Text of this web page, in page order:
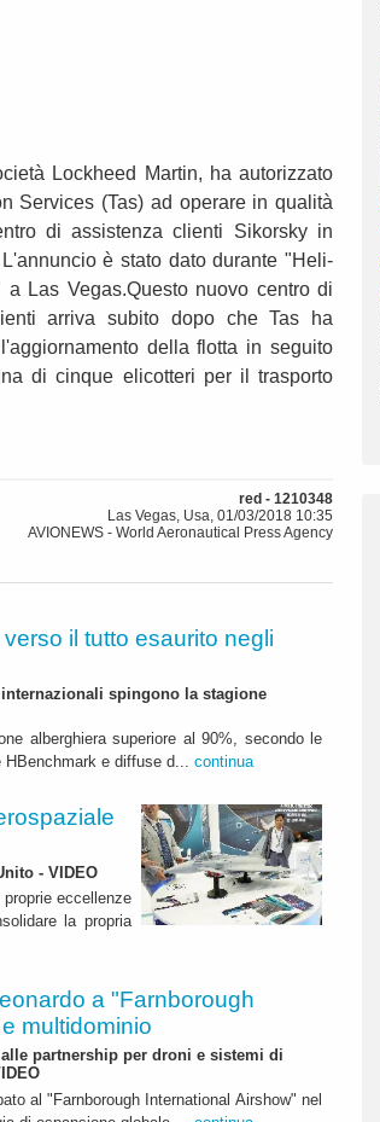
Lockheed Martin, ha autorizzato
Services (Tas) ad operare in qualità
di assistenza clienti Sikorsky in
è stato dato durante "Heli-
a Las Vegas.Questo nuovo centro di
arriva subito dopo che Tas ha
della flotta in seguito
di cinque elicotteri per il trasporto
red - 1210348
Las Vegas, Usa, 01/03/2018 10:35
AVIONEWS - World Aeronautical Press Agency
il tutto esaurito negli
spingono la stagione
alberghiera superiore al 90%, secondo le
e diffuse d... continua
- VIDEO
eccellenze
la propria
a "Farnborough
multidominio
partnership per droni e sistemi di
al "Farnborough International Airshow" nel